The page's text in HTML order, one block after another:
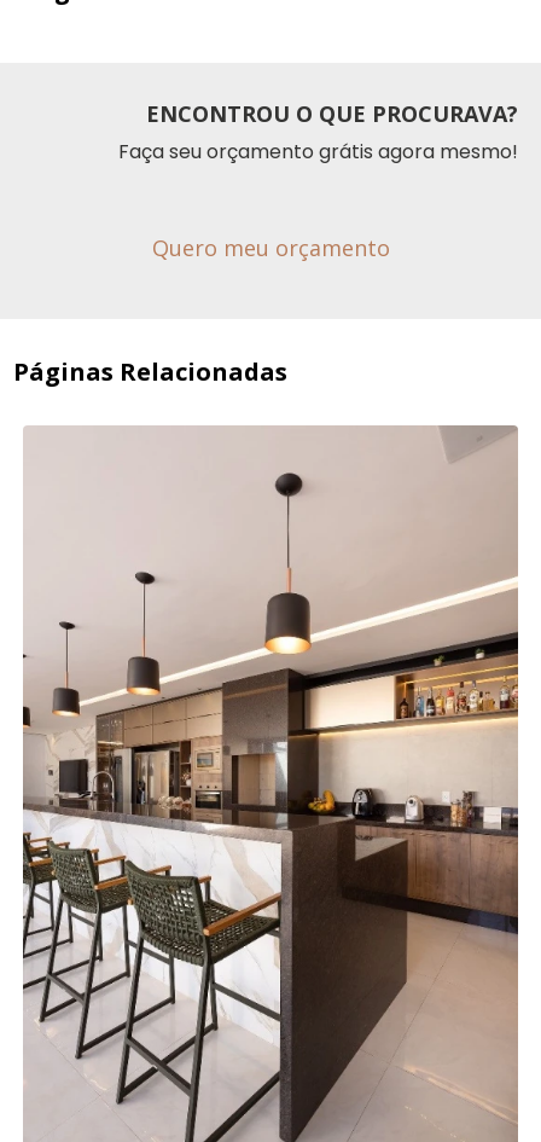
ENCONTROU O QUE PROCURAVA?
Faça seu orçamento grátis agora mesmo!
Quero meu orçamento
Páginas Relacionadas